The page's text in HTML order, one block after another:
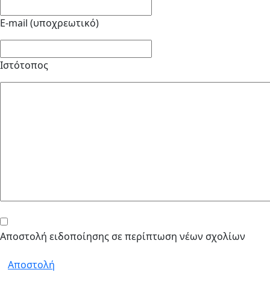
E-mail (υποχρεωτικό)
Ιστότοπος
Αποστολή ειδοποίησης σε περίπτωση νέων σχολίων
Αποστολή